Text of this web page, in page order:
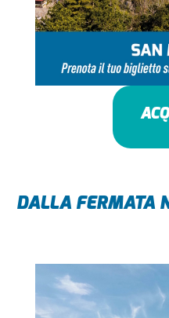
DALLA FERMATA